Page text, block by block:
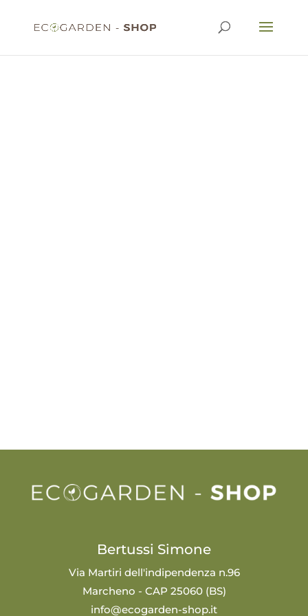
Bertussi Simone
Via Martiri dell'indipendenza n.96
Marcheno - CAP 25060 (BS)
info@ecogarden-shop.it